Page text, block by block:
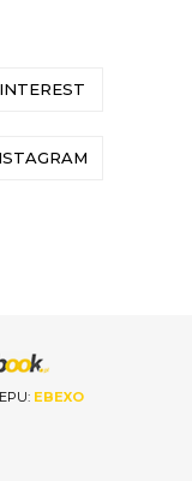
EBEXO